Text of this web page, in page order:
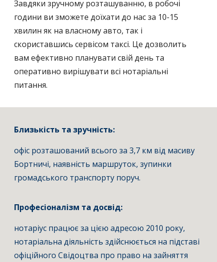
Завдяки зручному розташуванню, в робочі
години ви зможете доїхати до нас за 10-15
хвилин як на власному авто, так і
скориставшись сервісом таксі. Це дозволить
вам ефективно планувати свій день та
оперативно вирішувати всі нотаріальні
питання.
Близькість та зручність:
офіс розташований всього за 3,7 км від масиву
Бортничі, наявність маршруток, зупинки
громадського транспорту поруч.
Професіоналізм та досвід:
нотаріус працює за цією адресою 2010 року,
нотаріальна діяльність здійснюється на підставі
офіційного Свідоцтва про право на зайняття